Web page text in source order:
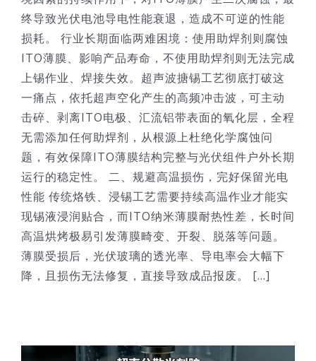
终导致光伏电池导电性能衰退，造成不可逆的性能
损耗。 行业长期面临两难困境：使用助焊剂则腐蚀
ITO薄膜、影响产品寿命，不使用助焊剂则无法完成
上锡作业、焊接失效。超声波搪锡工艺彻底打破这
一痛点，依托超声空化产生的高频冲击波，可主动
击碎、剥离ITO电极、汇流铝带表面的氧化层，全程
无需添加任何助焊剂，从根源上杜绝化学腐蚀问
题，有效保障ITO薄膜结构完整与光伏组件户外长期
运行的稳定性。 二、规避高温损伤，完好保留光电
性能 传统烙铁、浸锡工艺需要持续高温作业才能实
现锡液浸润贴合，而ITO纳米薄膜耐热性差，长时间
高温烘烤极易引发薄膜畸变、开裂、脱落等问题。
薄膜受损后，光伏玻璃的透光率、导电率会大幅下
降，且损伤无法修复，直接导致成品报废。 [...]